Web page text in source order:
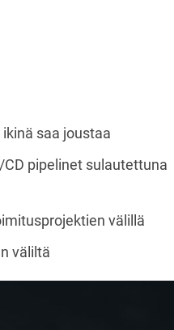
saa joustaa
pipelinet sulautettuna
välillä
väliltä